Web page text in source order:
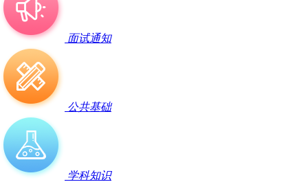
面试通知
公共基础
学科知识